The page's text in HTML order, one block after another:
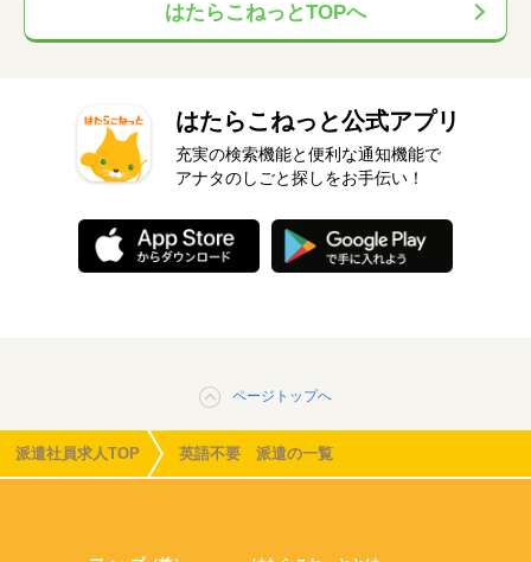
はたらこねっとTOPへ
はたらこねっと公式アプリ
充実の検索機能と便利な通知機能で
アナタのしごと探しをお手伝い！
ページトップへ
派遣社員求人TOP 英語不要 派遣の一覧